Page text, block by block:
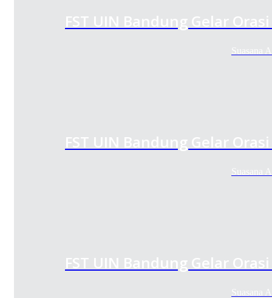
FST UIN Bandung Gelar
Suasana
FST UIN Bandung Gelar
Suasana
FST UIN Bandung Gelar
Suasana